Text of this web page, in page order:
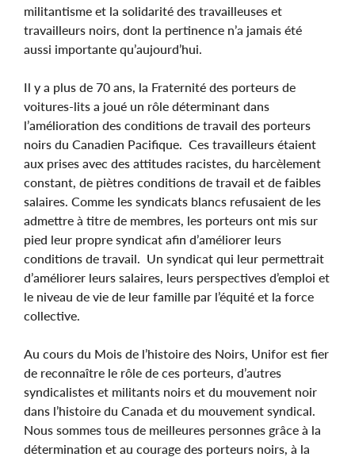
militantisme et la solidarité des travailleuses et
travailleurs noirs, dont la pertinence n’a jamais été
aussi importante qu’aujourd’hui.
Il y a plus de 70 ans, la Fraternité des porteurs de
voitures-lits a joué un rôle déterminant dans
l’amélioration des conditions de travail des porteurs
noirs du Canadien Pacifique. Ces travailleurs étaient
aux prises avec des attitudes racistes, du harcèlement
constant, de piètres conditions de travail et de faibles
salaires. Comme les syndicats blancs refusaient de les
admettre à titre de membres, les porteurs ont mis sur
pied leur propre syndicat afin d’améliorer leurs
conditions de travail. Un syndicat qui leur permettrait
d’améliorer leurs salaires, leurs perspectives d’emploi et
le niveau de vie de leur famille par l’équité et la force
collective.
Au cours du Mois de l’histoire des Noirs, Unifor est fier
de reconnaître le rôle de ces porteurs, d’autres
syndicalistes et militants noirs et du mouvement noir
dans l’histoire du Canada et du mouvement syndical.
Nous sommes tous de meilleures personnes grâce à la
détermination et au courage des porteurs noirs, à la